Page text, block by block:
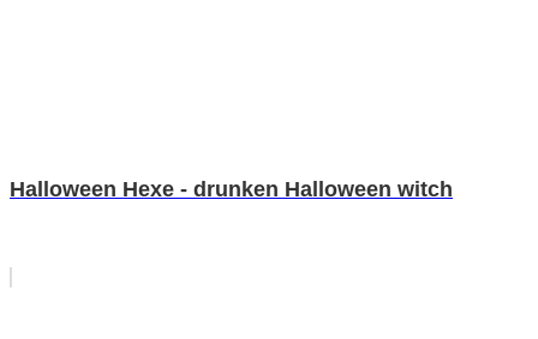
Halloween Hexe - drunken Halloween witch